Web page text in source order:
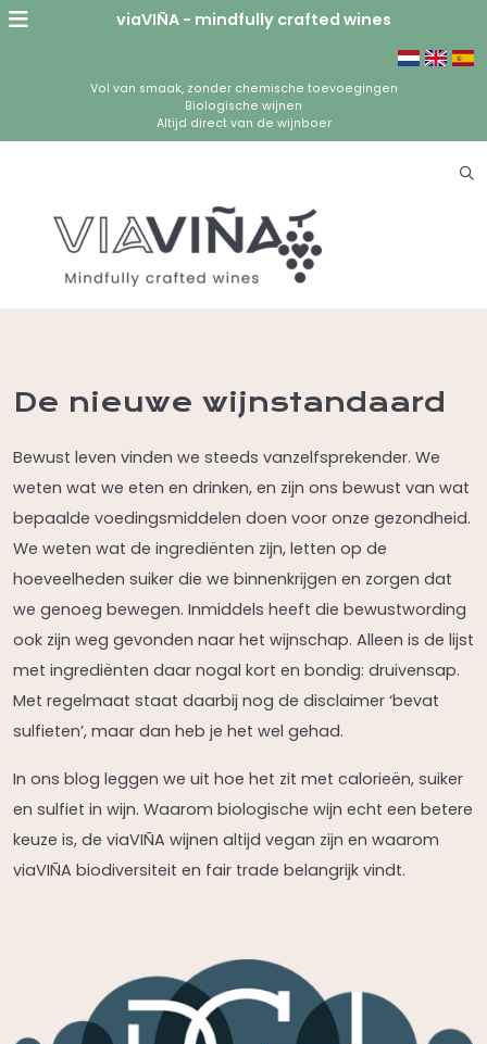
viaVIÑA - mindfully crafted wines
Vol van smaak, zonder chemische toevoegingen
Biologische wijnen
Altijd direct van de wijnboer
De nieuwe wijnstandaard
Bewust leven vinden we steeds vanzelfsprekender. We
weten wat we eten en drinken, en zijn ons bewust van wat
bepaalde voedingsmiddelen doen voor onze gezondheid.
We weten wat de ingrediënten zijn, letten op de
hoeveelheden suiker die we binnenkrijgen en zorgen dat
we genoeg bewegen. Inmiddels heeft die bewustwording
ook zijn weg gevonden naar het wijnschap. Alleen is de lijst
met ingrediënten daar nogal kort en bondig: druivensap.
Met regelmaat staat daarbij nog de disclaimer ‘bevat
sulfieten’, maar dan heb je het wel gehad.
In ons blog leggen we uit hoe het zit met calorieën, suiker
en sulfiet in wijn. Waarom biologische wijn echt een betere
keuze is, de viaVIÑA wijnen altijd vegan zijn en waarom
viaVIÑA biodiversiteit en fair trade belangrijk vindt.